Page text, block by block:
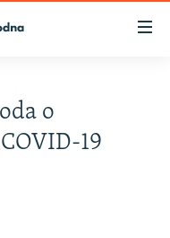
o
19